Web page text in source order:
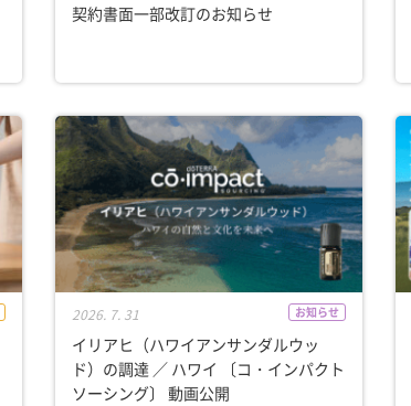
契約書面一部改訂のお知らせ
2026. 7. 31 お知らせ
イリアヒ（ハワイアンサンダルウッ
ド）の調達 ／ ハワイ 〔コ・インパクト
ソーシング〕 動画公開